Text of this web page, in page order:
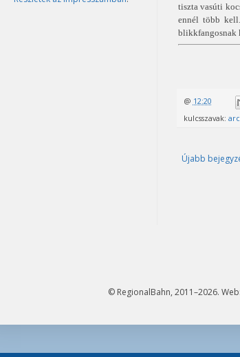
tiszta vasúti
ennél több
blikkfangosnak
@ 12:20
kulcsszavak:
Újabb
© RegionalBahn, 2011–2026.